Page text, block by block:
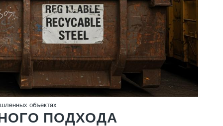
объектах
ПОДХОДА